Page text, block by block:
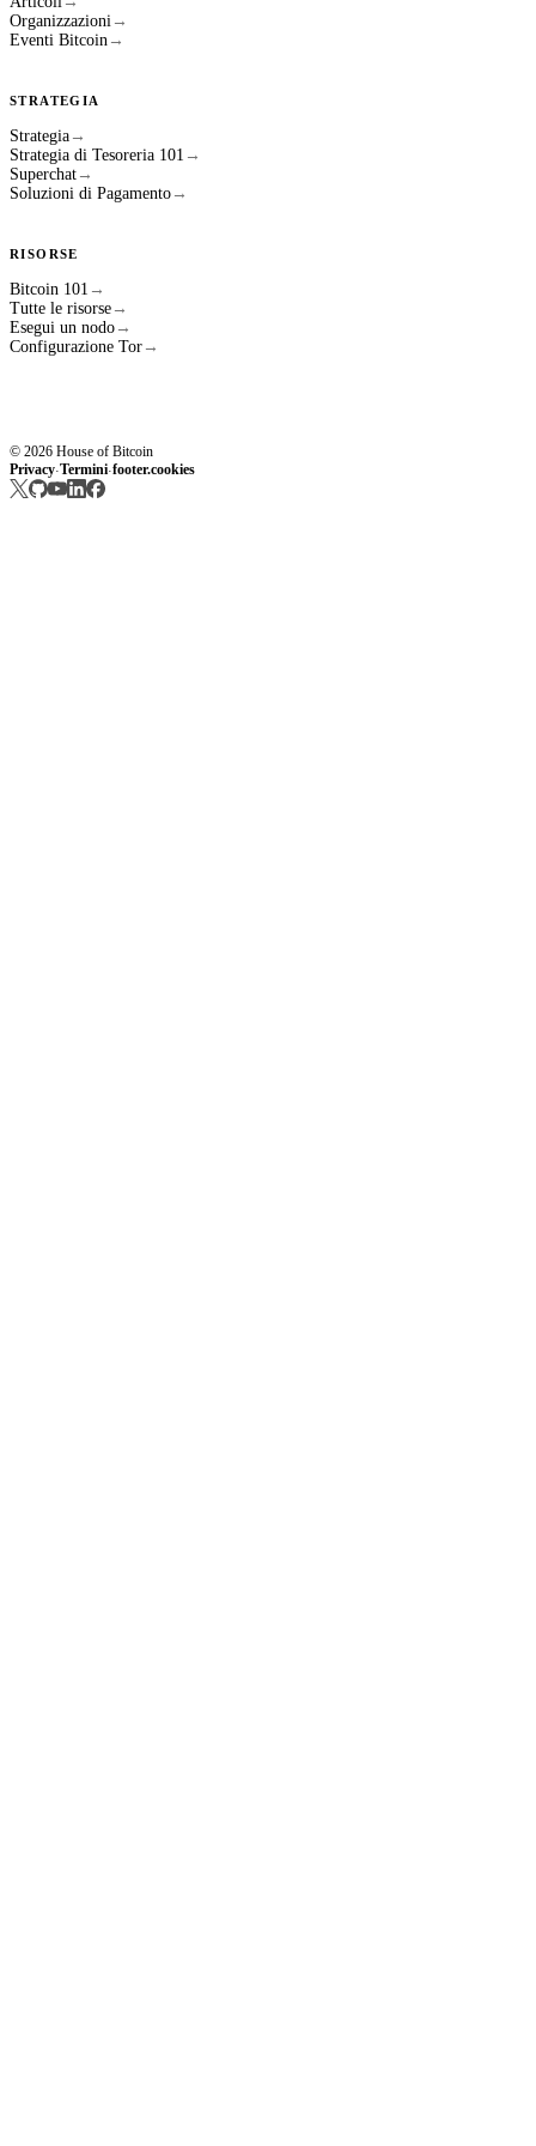
Organizzazioni →
Eventi Bitcoin →
STRATEGIA
Strategia →
Strategia di Tesoreria 101 →
Superchat →
Soluzioni di Pagamento →
RISORSE
Bitcoin 101 →
Tutte le risorse →
Esegui un nodo →
Configurazione Tor →
© 2026 House of Bitcoin
Privacy·Termini·footer.cookies